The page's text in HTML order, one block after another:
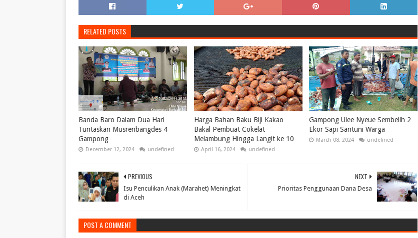
RELATED POSTS
Banda Baro Dalam Dua Hari
Tuntaskan Musrenbangdes 4
Gampong
December 12, 2024 undefined
Harga Bahan Baku Biji Kakao
Bakal Pembuat Cokelat
Melambung Hingga Langit ke 10
April 16, 2024 undefined
Gampong Ulee Nyeue Sembelih 2
Ekor Sapi Santuni Warga
March 08, 2024 undefined
NEXT
Prioritas Penggunaan Dana Desa
PREVIOUS
Isu Penculikan Anak (Marahet) Meningkat
di Aceh
POST A COMMENT